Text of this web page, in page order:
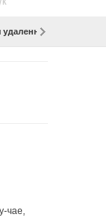
доступа
чае,